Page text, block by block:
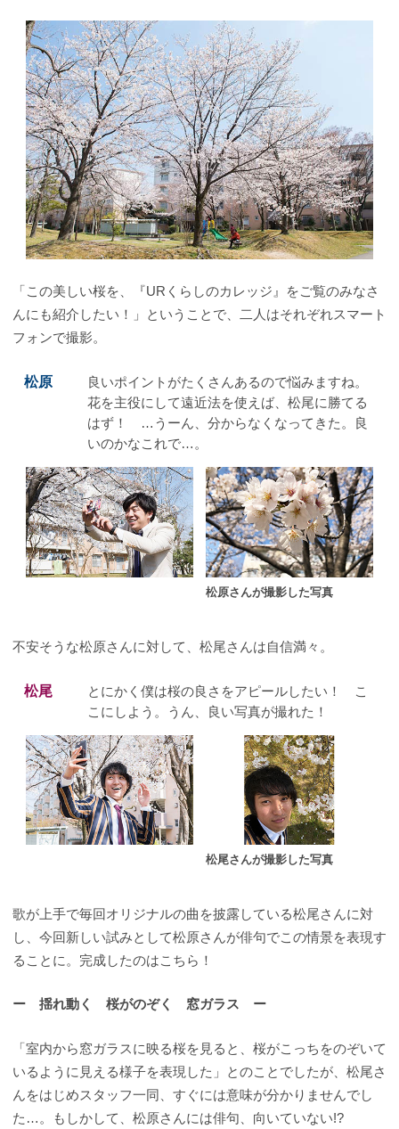
「この美しい桜を、『URくらしのカレッジ』をご覧のみなさ
んにも紹介したい！」ということで、二人はそれぞれスマート
フォンで撮影。
松原
良いポイントがたくさんあるので悩みますね。
花を主役にして遠近法を使えば、松尾に勝てる
はず！ …うーん、分からなくなってきた。良
いのかなこれで…。
松原さんが撮影した写真
不安そうな松原さんに対して、松尾さんは自信満々。
松尾
とにかく僕は桜の良さをアピールしたい！ こ
こにしよう。うん、良い写真が撮れた！
松尾さんが撮影した写真
歌が上手で毎回オリジナルの曲を披露している松尾さんに対
し、今回新しい試みとして松原さんが俳句でこの情景を表現す
ることに。完成したのはこちら！
ー 揺れ動く 桜がのぞく 窓ガラス ー
「室内から窓ガラスに映る桜を見ると、桜がこっちをのぞいて
いるように見える様子を表現した」とのことでしたが、松尾さ
んをはじめスタッフ一同、すぐには意味が分かりませんでし
た…。もしかして、松原さんには俳句、向いていない!?